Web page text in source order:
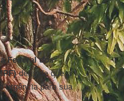
Federal dos
defende que a
urgência para sua